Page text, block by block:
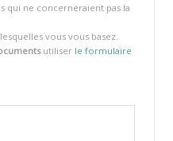
qui ne concerneraient pas la
vous vous basez.
utiliser le formulaire